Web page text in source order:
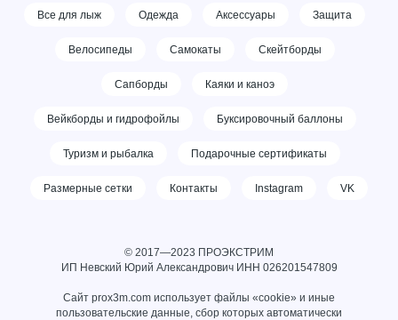
Все для лыж Одежда Аксессуары Защита
Велосипеды Самокаты Скейтборды
Сапборды Каяки и каноэ
Вейкборды и гидрофойлы Буксировочный баллоны
Туризм и рыбалка Подарочные сертификаты
Размерные сетки Контакты Instagram VK
© 2017—2023 ПРОЭКСТРИМ
ИП Невский Юрий Александрович ИНН 026201547809
Сайт prox3m.com использует файлы «cookie» и иные
пользовательские данные, сбор которых автоматически